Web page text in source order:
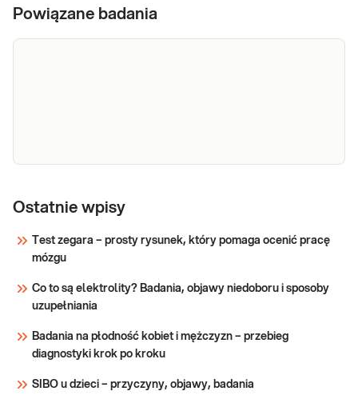
Powiązane badania
ilościowo tzw. białkiem ostrej fazy, szybkim wskaźnikiem
zapalenia, infekcji, martwicy niedokrwiennej
Ostatnie wpisy
Test zegara – prosty rysunek, który pomaga ocenić pracę
mózgu
Co to są elektrolity? Badania, objawy niedoboru i sposoby
uzupełniania
Badania na płodność kobiet i mężczyzn – przebieg
diagnostyki krok po kroku
SIBO u dzieci – przyczyny, objawy, badania